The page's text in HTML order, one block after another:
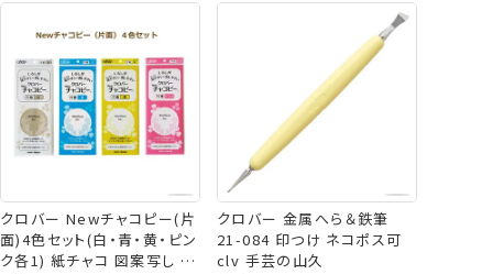
クロバー Newチャコピー(片
面)4色セット(白・青・黄・ピン
ク各1) 紙チャコ 図案写し チ
クロバー 金属へら＆鉄筆
21-084 印つけ ネコポス可
clv 手芸の山久